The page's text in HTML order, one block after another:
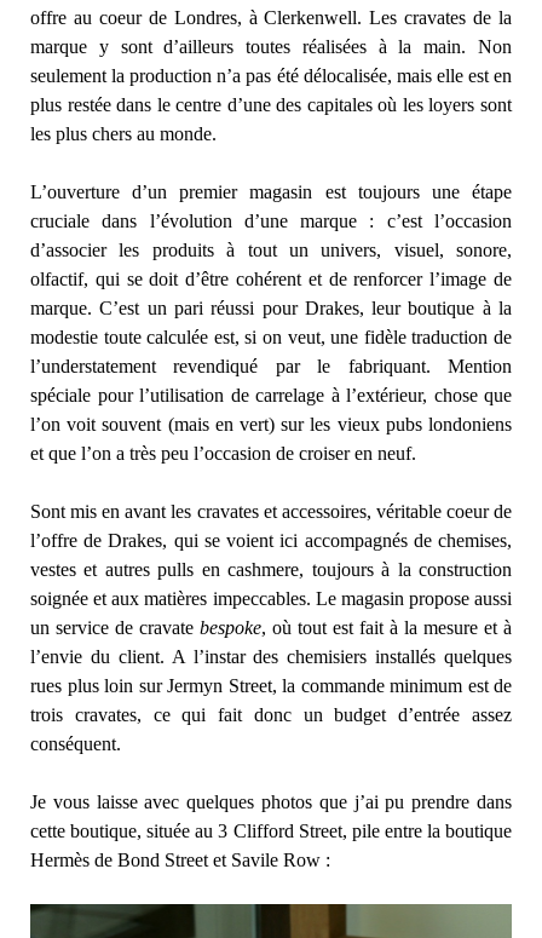
offre au coeur de Londres, à Clerkenwell. Les cravates de la
marque y sont d’ailleurs toutes réalisées à la main. Non
seulement la production n’a pas été délocalisée, mais elle est en
plus restée dans le centre d’une des capitales où les loyers sont
les plus chers au monde.
L’ouverture d’un premier magasin est toujours une étape
cruciale dans l’évolution d’une marque : c’est l’occasion
d’associer les produits à tout un univers, visuel, sonore,
olfactif, qui se doit d’être cohérent et de renforcer l’image de
marque. C’est un pari réussi pour Drakes, leur boutique à la
modestie toute calculée est, si on veut, une fidèle traduction de
l’understatement revendiqué par le fabriquant. Mention
spéciale pour l’utilisation de carrelage à l’extérieur, chose que
l’on voit souvent (mais en vert) sur les vieux pubs londoniens
et que l’on a très peu l’occasion de croiser en neuf.
Sont mis en avant les cravates et accessoires, véritable coeur de
l’offre de Drakes, qui se voient ici accompagnés de chemises,
vestes et autres pulls en cashmere, toujours à la construction
soignée et aux matières impeccables. Le magasin propose aussi
un service de cravate bespoke, où tout est fait à la mesure et à
l’envie du client. A l’instar des chemisiers installés quelques
rues plus loin sur Jermyn Street, la commande minimum est de
trois cravates, ce qui fait donc un budget d’entrée assez
conséquent.
Je vous laisse avec quelques photos que j’ai pu prendre dans
cette boutique, située au 3 Clifford Street, pile entre la boutique
Hermès de Bond Street et Savile Row :